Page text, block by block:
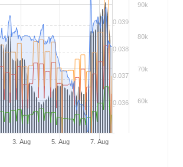
3. Aug 5. Aug 7. Aug
0.036
0.037
0.038
0.039
60k
70k
80k
90k